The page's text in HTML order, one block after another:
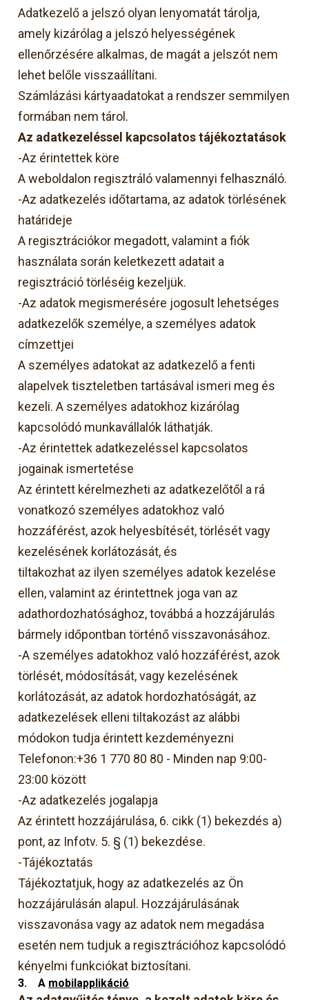
Adatkezelő a jelszó olyan lenyomatát tárolja,
amely kizárólag a jelszó helyességének
ellenőrzésére alkalmas, de magát a jelszót nem
lehet belőle visszaállítani.
Számlázási kártyaadatokat a rendszer semmilyen
formában nem tárol.
Az adatkezeléssel kapcsolatos tájékoztatások
-Az érintettek köre
A weboldalon regisztráló valamennyi felhasználó.
-Az adatkezelés időtartama, az adatok törlésének
határideje
A regisztrációkor megadott, valamint a fiók
használata során keletkezett adatait a
regisztráció törléséig kezeljük.
-Az adatok megismerésére jogosult lehetséges
adatkezelők személye, a személyes adatok
címzettjei
A személyes adatokat az adatkezelő a fenti
alapelvek tiszteletben tartásával ismeri meg és
kezeli. A személyes adatokhoz kizárólag
kapcsolódó munkavállalók láthatják.
-Az érintettek adatkezeléssel kapcsolatos
jogainak ismertetése
Az érintett kérelmezheti az adatkezelőtől a rá
vonatkozó személyes adatokhoz való
hozzáférést, azok helyesbítését, törlését vagy
kezelésének korlátozását, és
tiltakozhat az ilyen személyes adatok kezelése
ellen, valamint az érintettnek joga van az
adathordozhatósághoz, továbbá a hozzájárulás
bármely időpontban történő visszavonásához.
-A személyes adatokhoz való hozzáférést, azok
törlését, módosítását, vagy kezelésének
korlátozását, az adatok hordozhatóságát, az
adatkezelések elleni tiltakozást az alábbi
módokon tudja érintett kezdeményezni
Telefonon:+36 1 770 80 80 - Minden nap 9:00-
23:00 között
-Az adatkezelés jogalapja
Az érintett hozzájárulása, 6. cikk (1) bekezdés a)
pont, az Infotv. 5. § (1) bekezdése.
-Tájékoztatás
Tájékoztatjuk, hogy az adatkezelés az Ön
hozzájárulásán alapul. Hozzájárulásának
visszavonása vagy az adatok nem megadása
esetén nem tudjuk a regisztrációhoz kapcsolódó
kényelmi funkciókat biztosítani.
3.A mobilapplikáció